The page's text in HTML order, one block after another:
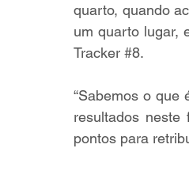
quarto, quando
um quarto lugar,
Tracker #8.
“Sabemos o que
resultados
pontos para